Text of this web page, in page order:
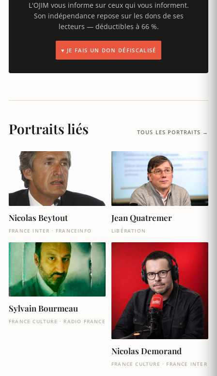
L'OJIM vous informe sur ceux qui vous informent.
Son indépendance repose sur les dons de ses
lecteurs — déductibles à 66 %.
♥ JE FAIS UN DON DÉFISCALISÉ
Portraits liés TOUS LES PORTRAITS →
Nicolas Beytout
FRANCE INTER · FRANCEINFO
Jean Quatremer
LIBÉRATION
Sylvain Bourmeau
FRANCE CULTURE · RADIO FRANCE
Nicolas Demorand
FRANCE CULTURE · FRANCE INTER